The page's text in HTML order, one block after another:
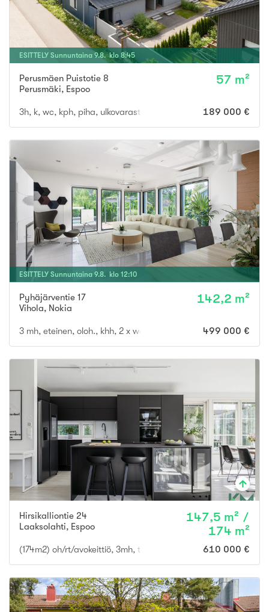
ESITTELY Sunnuntaina 9.8. klo 8:45
Perusmäen Puistotie 8
Perusmäki, Espoo
57 m²
3h, k, wc, kph, piha, ulkovarasto, 189 000 €
ESITTELY Sunnuntaina 9.8. klo 12:10
Pyhäjärventie 17
Vihola, Nokia
142,2 m²
3 mh, eteinen, oloh., khh, 2 x wc, kph, s, keittiö, vh, autotalli,
499 000 €
Hirsikalliontie 24
Laaksolahti, Espoo
147,5 m² /
174 m²
(174m2) oh/rt/avokeittiö, 3mh, takkah, askartelutila,610 000 €